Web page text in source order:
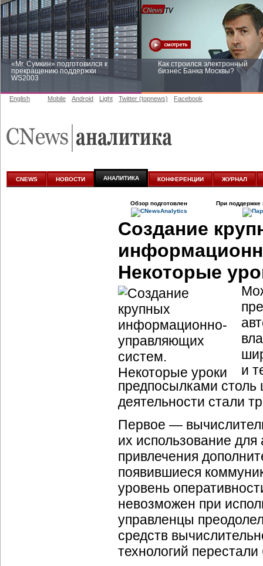
«Mr. Сумкин» подготовился к
прекращению поддержки
WS2003
Как строился электронный
бизнес Банка Москвы?
аналитике
English Mobile Android Light Twitter (topnews) Facebook
CNEWS НОВОСТИ АНАЛИТИКА КОНФЕРЕНЦИИ ЖУРНАЛ
Обзор подготовлен При поддержке
Создание
Некоторые
и
предпосылками
деятельности стали
Первое —
их использование
привлечения
появившиеся
уровень
невозможен при
управленцы
средств
технологий